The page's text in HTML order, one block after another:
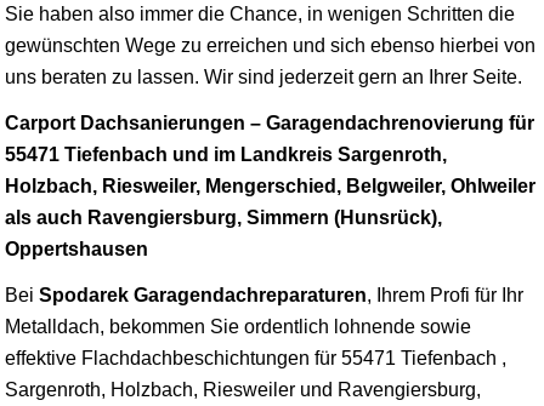
Sie haben also immer die Chance, in wenigen Schritten die
gewünschten Wege zu erreichen und sich ebenso hierbei von
uns beraten zu lassen. Wir sind jederzeit gern an Ihrer Seite.
Carport Dachsanierungen – Garagendachrenovierung für
55471 Tiefenbach und im Landkreis Sargenroth,
Holzbach, Riesweiler, Mengerschied, Belgweiler, Ohlweiler
als auch Ravengiersburg, Simmern (Hunsrück),
Oppertshausen
Bei Spodarek Garagendachreparaturen, Ihrem Profi für Ihr
Metalldach, bekommen Sie ordentlich lohnende sowie
effektive Flachdachbeschichtungen für 55471 Tiefenbach ,
Sargenroth, Holzbach, Riesweiler und Ravengiersburg,